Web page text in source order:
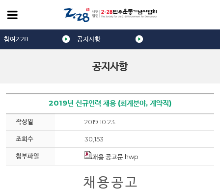
공지사항
참여2·28 공지사항
2019년 신규인력 채용 (회계분야, 계약직)
작성일 2019.10.23.
조회수 30,153
첨부파일 채용 공고문.hwp
채 용 공 고